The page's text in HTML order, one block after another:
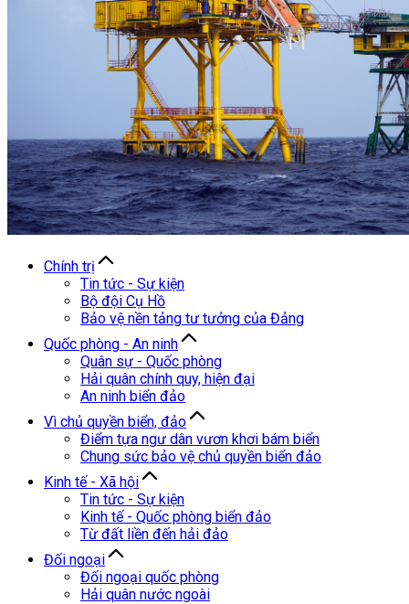
Chính trị
Tin tức - Sự kiện
Bộ đội Cụ Hồ
Bảo vệ nền tảng tư tưởng của Đảng
Quốc phòng - An ninh
Quân sự - Quốc phòng
Hải quân chính quy, hiện đại
An ninh biển đảo
Vì chủ quyền biển, đảo
Điểm tựa ngư dân vươn khơi bám biển
Chung sức bảo vệ chủ quyền biển đảo
Kinh tế - Xã hội
Tin tức - Sự kiện
Kinh tế - Quốc phòng biển đảo
Từ đất liền đến hải đảo
Đối ngoại
Đối ngoại quốc phòng
Hải quân nước ngoài